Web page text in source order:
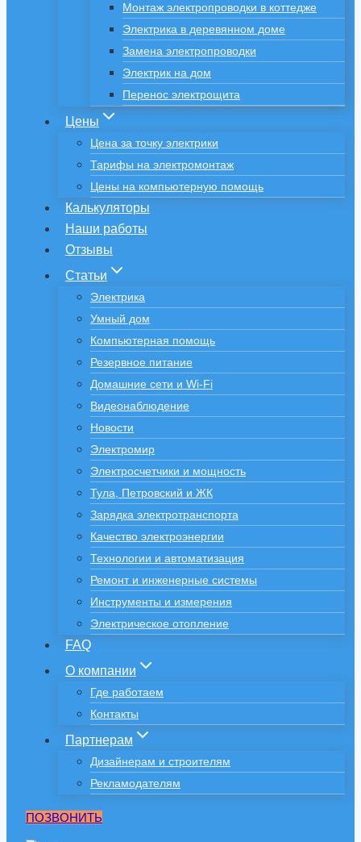
Монтаж электропроводки в коттедже
Электрика в деревянном доме
Замена электропроводки
Электрик на дом
Перенос электрощита
Цены
Цена за точку электрики
Тарифы на электромонтаж
Цены на компьютерную помощь
Калькуляторы
Наши работы
Отзывы
Статьи
Электрика
Умный дом
Компьютерная помощь
Резервное питание
Домашние сети и Wi-Fi
Видеонаблюдение
Новости
Электромир
Электросчетчики и мощность
Тула, Петровский и ЖК
Зарядка электротранспорта
Качество электроэнергии
Технологии и автоматизация
Ремонт и инженерные системы
Инструменты и измерения
Электрическое отопление
FAQ
О компании
Где работаем
Контакты
Партнерам
Дизайнерам и строителям
Рекламодателям
ПОЗВОНИТЬ